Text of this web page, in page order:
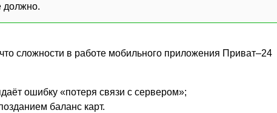
должно.
сложности в работе мобильного приложения Приват–24
ошибку «потеря связи с сервером»;
баланс карт.